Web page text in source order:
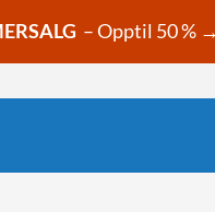
– Opptil 50 % →